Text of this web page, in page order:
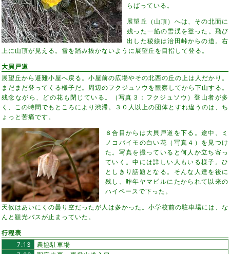
らばっている。
展望丘（山頂）へは、その北面に
残った一筋の雪渓を登った。飛び
出した稜線は治田峠からの道。右
上に山頂が見える。雪を踏み抜かないように展望丘を目指して登る。
大貝戸道
展望丘から避難小屋へ戻る。小屋前の広場やその北西の丘の上は人だかり。
まだまだ登ってくる様子だ。周辺のフクジュソウを観察してから下山する。
残念ながら、どの花も閉じている。（写真３：フクジュソウ）登山者が多
く、この時間でもところにより渋滞。３０人以上の団体とすれ違うのは、ち
ょっと苦痛です。
８合目からは大貝戸道を下る。途中、ミ
ノコバイモの白い花（写真４）を見つけ
た。写真を撮っていると何人か立ち寄っ
ていく。中には詳しい人もいる様子。ひ
としきり話題となる。そんな人達を後に
残し、昨年ヤマビルにたかられて以来の
ハイペースで下った。
天候はあいにくの曇り空だったが人は多かった。小学校前の駐車場には、な
んと観光バスが止まっていた。
行程表
7:13
農協駐車場